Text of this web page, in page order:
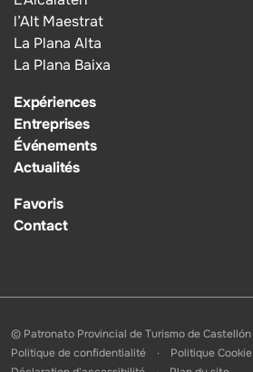
l’Alt Maestrat
La Plana Alta
La Plana Baixa
Expériences
Entreprises
Événements
Actualités
Favoris
Contact
© Patronato Provincial de Turismo de Castellón
Politique de confidentialité
Politique Cookie